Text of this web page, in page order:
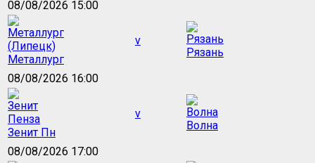
08/08/2026 15:00
Металлург
v
Рязань
08/08/2026 16:00
Зенит Пн
v
Волна
08/08/2026 17:00